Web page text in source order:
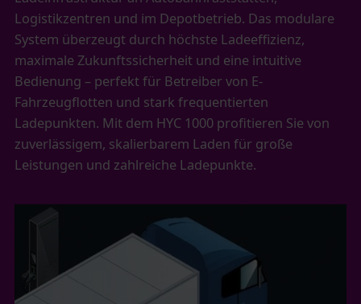
Logistikzentren und im Depotbetrieb. Das modulare
System überzeugt durch höchste Ladeeffizienz,
maximale Zukunftssicherheit und eine intuitive
Bedienung – perfekt für Betreiber von E-
Fahrzeugflotten und stark frequentierten
Ladepunkten. Mit dem HYC 1000 profitieren Sie von
zuverlässigem, skalierbarem Laden für große
Leistungen und zahlreiche Ladepunkte.